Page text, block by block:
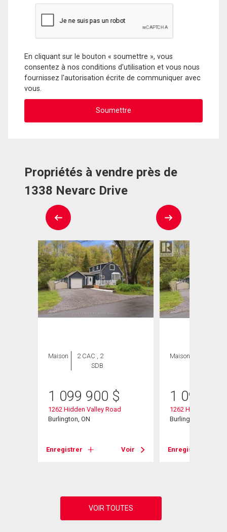
En cliquant sur le bouton « soumettre », vous
consentez à nos conditions d'utilisation et vous nous
fournissez l'autorisation écrite de communiquer avec
vous.
Propriétés à vendre près de
1338 Nevarc Drive
Maison
2 CAC , 2
SDB
1 099 900 $
1262 Hidden Valley Road
Burlington, ON
Enregistrer Voir
Maison
1 099
1262 Hidden Valley
Burlington, ON
Enregistrer